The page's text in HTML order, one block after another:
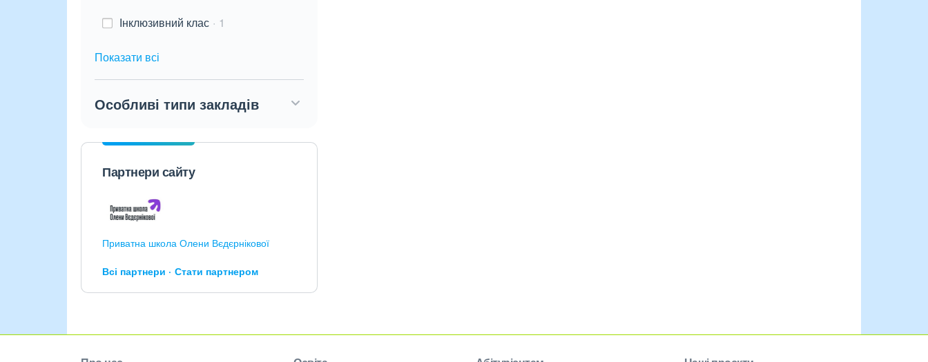
Інклюзивний клас 1
Показати всі
Особливі типи закладів
Партнери сайту
Приватна школа Олени Вєдєрнікової
Всі партнери Стати партнером